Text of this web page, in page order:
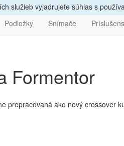
4397722 Bezpečný
Podložky Snímače
Formentor
prepracovaná ako nový crossover
služieb vyjadrujete súhlas s